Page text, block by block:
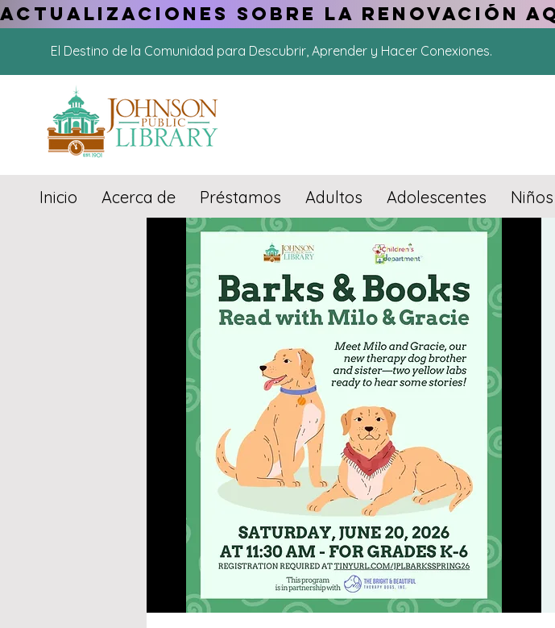
ACTUALIZACIONES SOBRE LA RENOVACIÓN
El Destino de la Comunidad para Descubrir, Aprender y Hacer Conexiones.
Inicio Acerca de Préstamos Adultos Adolescentes Niños